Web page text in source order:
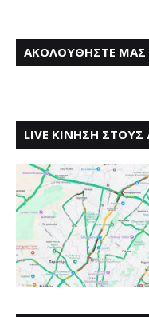
ΑΚΟΛΟΥΘΗΣΤΕ ΜΑΣ
LIVE ΚΙΝΗΣΗ